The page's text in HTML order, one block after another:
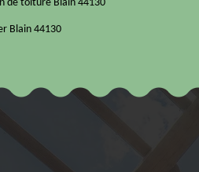
de toiture Blain 44130
Blain 44130